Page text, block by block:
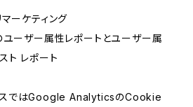
ーケティング
ーザー属性レポートとユーザー属
ト レポート
スではGoogle AnalyticsのCookie